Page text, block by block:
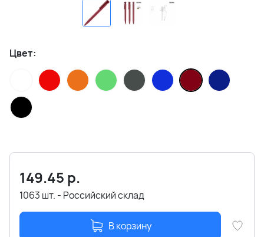
Цвет:
149.45 р.
1063 шт. - Российский склад
В корзину